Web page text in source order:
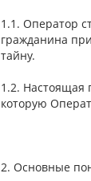
1.1. Оператор
гражданина
тайну.
1.2. Настоящая
которую
2. Основные